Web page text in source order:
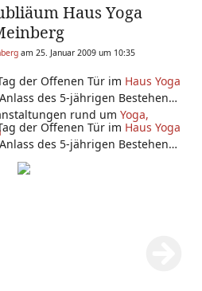
Haus Yoga
am 25. Januar 2009 um 10:35
der Offenen Tür im Haus Yoga
des 5-jährigen Bestehens.
rund um Yoga,
der Offenen Tür im Haus Yoga
des 5-jährigen Bestehens.
rund um